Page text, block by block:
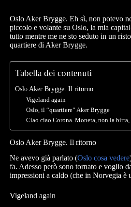
Oslo Aker Brygge. Eh sì, non potevo
piccolo e volante su Oslo, la mia
tutto mentre me ne sto seduto in un
quartiere di Aker Brygge.
Tabella dei contenuti
Oslo Aker Brygge. Il ritorno
Vigeland again
Oslo, il “quartiere” Aker Brygge
Ciao ciao Corona. Moneta, non la
Oslo Aker Brygge. Il ritorno
Ne avevo già parlato (Oslo cosa vedere
fa. Adesso però sono tornato e voglio
impressioni a caldo (che in Norvegia è
Vigeland again